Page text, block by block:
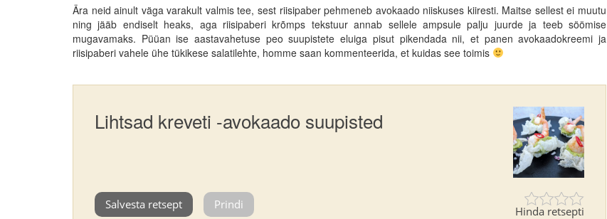
Ära neid ainult väga varakult valmis tee, sest riisipaber pehmeneb avokaado niiskuses kiiresti. Maitse sellest ei muutu
ning jääb endiselt heaks, aga riisipaberi krõmps tekstuur annab sellele ampsule palju juurde ja teeb söömise
mugavamaks. Püüan ise aastavahetuse peo suupistete eluiga pisut pikendada nii, et panen avokaadokreemi ja
riisipaberi vahele ühe tükikese salatilehte, homme saan kommenteerida, et kuidas see toimis
Lihtsad kreveti -avokaado suupisted
Hinda retsepti
Salvesta retsept Prindi